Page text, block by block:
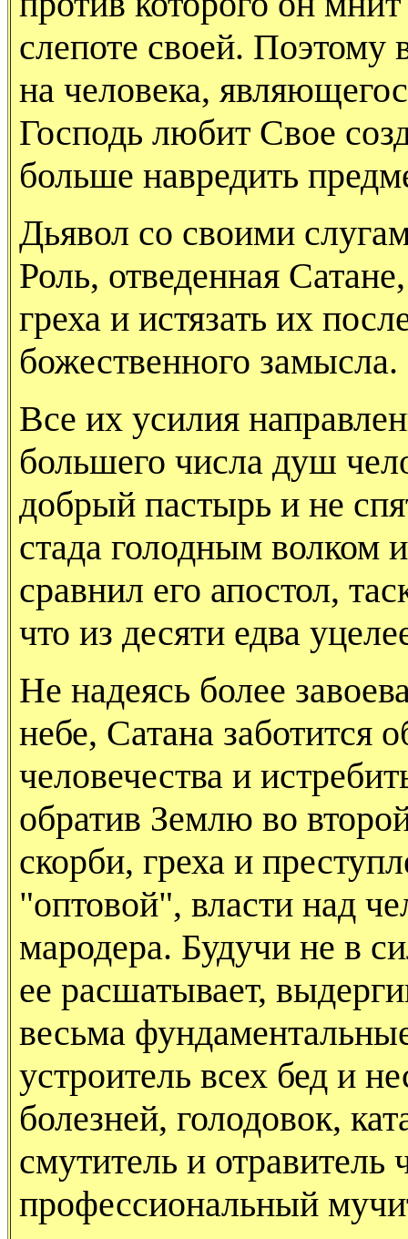
слепоте своей.
на человека,
Господь любит Свое
больше навредить
Дьявол со своими
Роль, отведенная
греха и истязать их
божественного замысла.
Все их усилия
большего числа душ
добрый пастырь и не
стада голодным
сравнил его апостол,
что из десяти едва
Не надеясь более
небе, Сатана заботится
человечества и
обратив Землю во
скорби, греха и
"оптовой", власти над
мародера. Будучи не в
ее расшатывает,
весьма
устроитель всех бед и
болезней, голодовок,
смутитель и отравитель
профессиональный